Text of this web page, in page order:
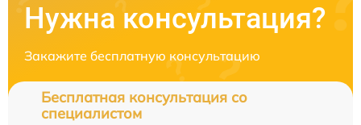
Нужна консультация?
Закажите бесплатную консультацию
Бесплатная консультация со
специалистом